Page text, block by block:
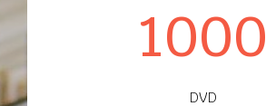
1000
DVD